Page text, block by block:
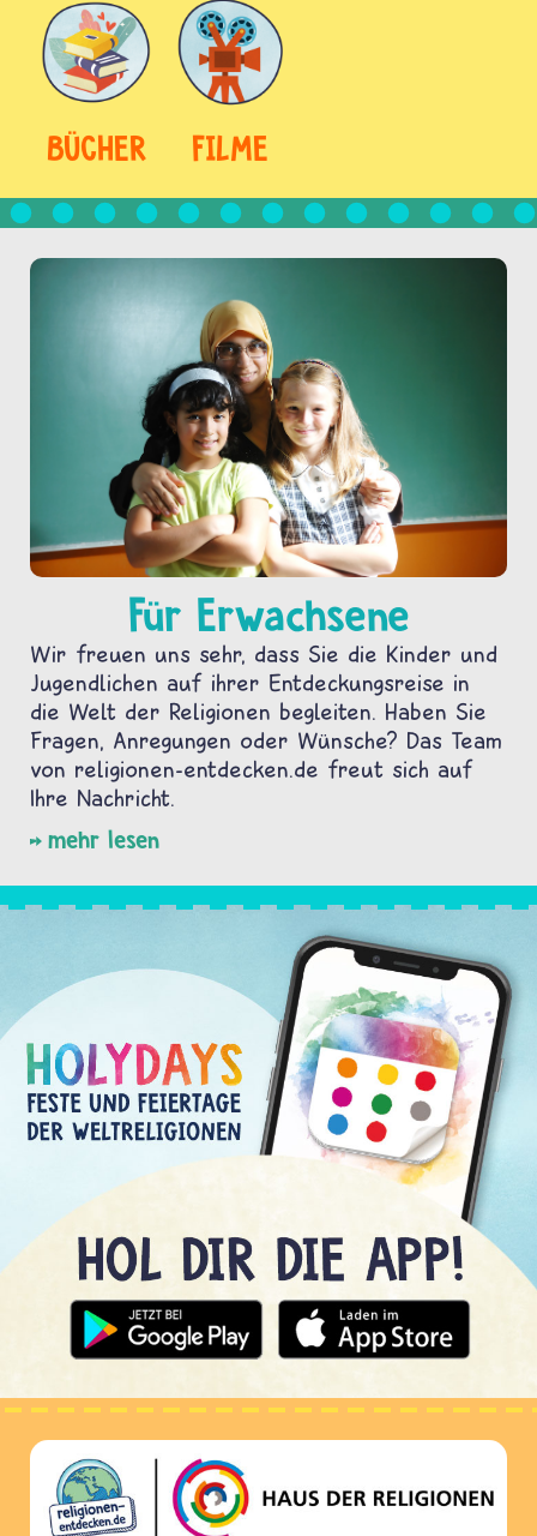
BÜCHER FILME
Für Erwachsene
Wir freuen uns sehr, dass Sie die Kinder und
Jugendlichen auf ihrer Entdeckungsreise in
die Welt der Religionen begleiten. Haben Sie
Fragen, Anregungen oder Wünsche? Das Team
von religionen-entdecken.de freut sich auf
Ihre Nachricht.
mehr lesen